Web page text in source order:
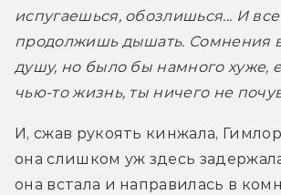
испугаешься, обозлишься... И
продолжишь дышать. Сомнения
душу, но было бы намного хуже,
чью-то жизнь, ты ничего не
И, сжав рукоять кинжала,
она слишком уж здесь
она встала и направилась в